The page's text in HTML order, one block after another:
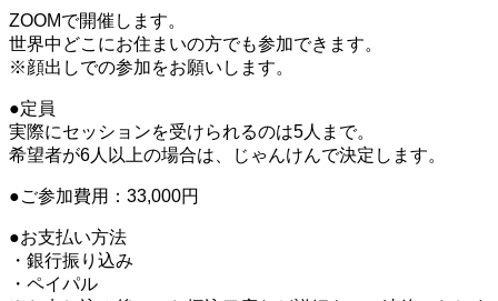
ZOOMで開催します。
世界中どこにお住まいの方でも参加できます。
※顔出しでの参加をお願いします。
●定員
実際にセッションを受けられるのは5人まで。
希望者が6人以上の場合は、じゃんけんで決定します。
●ご参加費用： 33,000円
●お支払い方法
・銀行振り込み
・ペイパル